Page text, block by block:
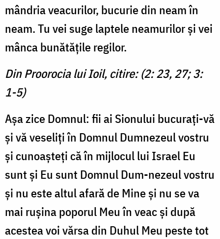
mândria veacurilor, bucurie din neam în
neam. Tu vei suge laptele neamurilor și vei
mânca bunătățile regilor.
Din Proorocia lui Ioil, citire: (2: 23, 27; 3:
1-5)
Așa zice Domnul: fii ai Sionului bucurați-vă
și vă veseliți în Domnul Dumnezeul vostru
și cunoașteți că în mijlocul lui Israel Eu
sunt și Eu sunt Domnul Dum-nezeul vostru
și nu este altul afară de Mine și nu se va
mai rușina poporul Meu în veac și după
acestea voi vărsa din Duhul Meu peste tot